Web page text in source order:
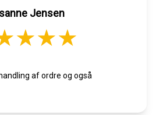
Jensen
af ordre og også